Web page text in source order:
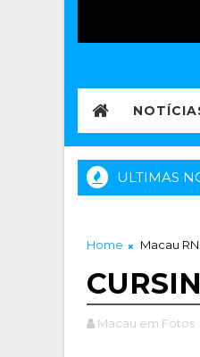
ULTIMAS
Home Macau RN
Macau em Fotos